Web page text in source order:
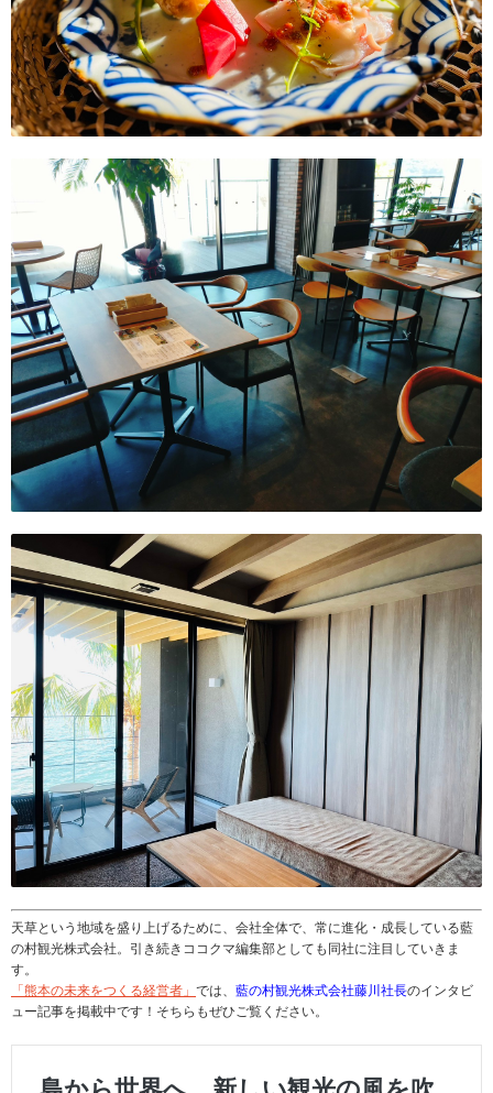
天草という地域を盛り上げるために、会社全体で、常に進化・成長している藍
の村観光株式会社。引き続きココクマ編集部としても同社に注目していきま
す。
「熊本の未来をつくる経営者」 では、 藍の村観光株式会社藤川社長のインタビ
ュー記事を掲載中です！そちらもぜひご覧ください。